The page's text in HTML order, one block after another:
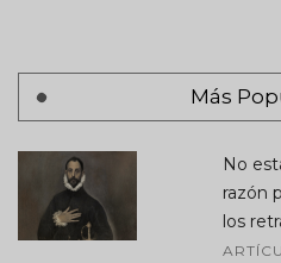
Más
No
razón
los